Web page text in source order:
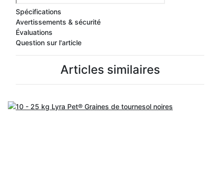
Spécifications
Avertissements & sécurité
Évaluations
Question sur l'article
Articles similaires